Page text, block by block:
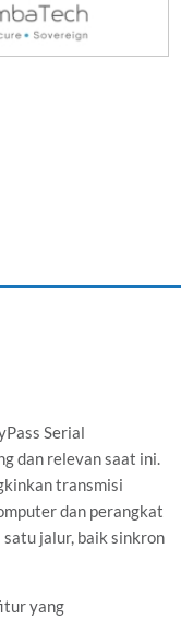
Serial
dan relevan saat ini.
transmisi
dan perangkat
jalur, baik sinkron
yang